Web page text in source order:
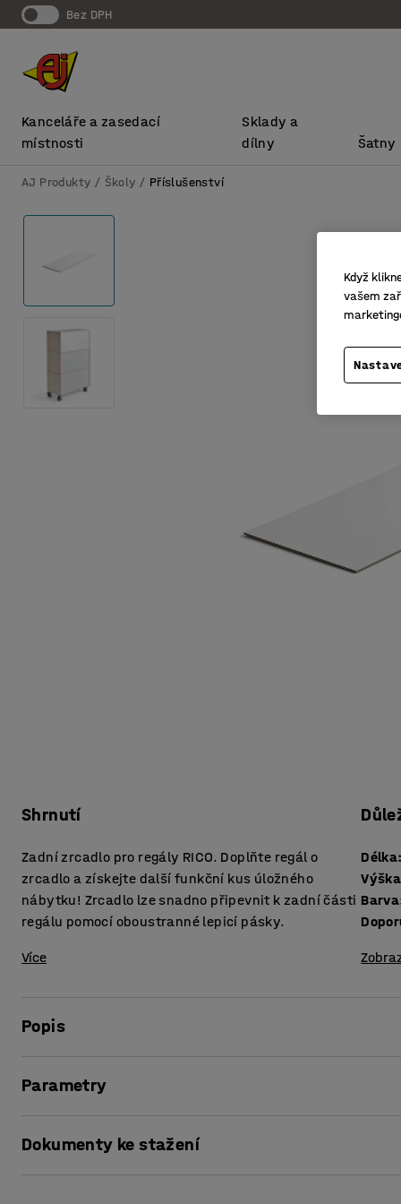
bez DPH
Kanceláře a zasedací
místnosti
Sklady a
dílny
Šatny
AJ Produkty Školy Příslušenství
Shrnutí
Zadní zrcadlo pro regály RICO. Doplňte regál o
zrcadlo a získejte další funkční kus úložného
nábytku! Zrcadlo lze snadno připevnit k zadní části
regálu pomocí oboustranné lepicí pásky.
Více
Délka:
Výška
Barva
Popis
vašim potřebám. Tento zadní díl se skládá z překližkové
Zrcadlo lze namontovat na zadní stranu regálu a vypadá
Parametry
Výška: 350 mm
Dokumenty ke stažení
Když
vašem